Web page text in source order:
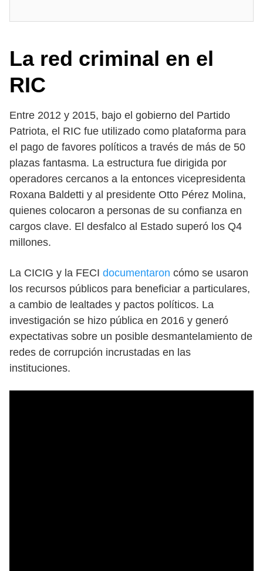
La red criminal en el
RIC
Entre 2012 y 2015, bajo el gobierno del Partido
Patriota, el RIC fue utilizado como plataforma para
el pago de favores políticos a través de más de 50
plazas fantasma. La estructura fue dirigida por
operadores cercanos a la entonces vicepresidenta
Roxana Baldetti y al presidente Otto Pérez Molina,
quienes colocaron a personas de su confianza en
cargos clave. El desfalco al Estado superó los Q4
millones.
La CICIG y la FECI documentaron cómo se usaron
los recursos públicos para beneficiar a particulares,
a cambio de lealtades y pactos políticos. La
investigación se hizo pública en 2016 y generó
expectativas sobre un posible desmantelamiento de
redes de corrupción incrustadas en las
instituciones.